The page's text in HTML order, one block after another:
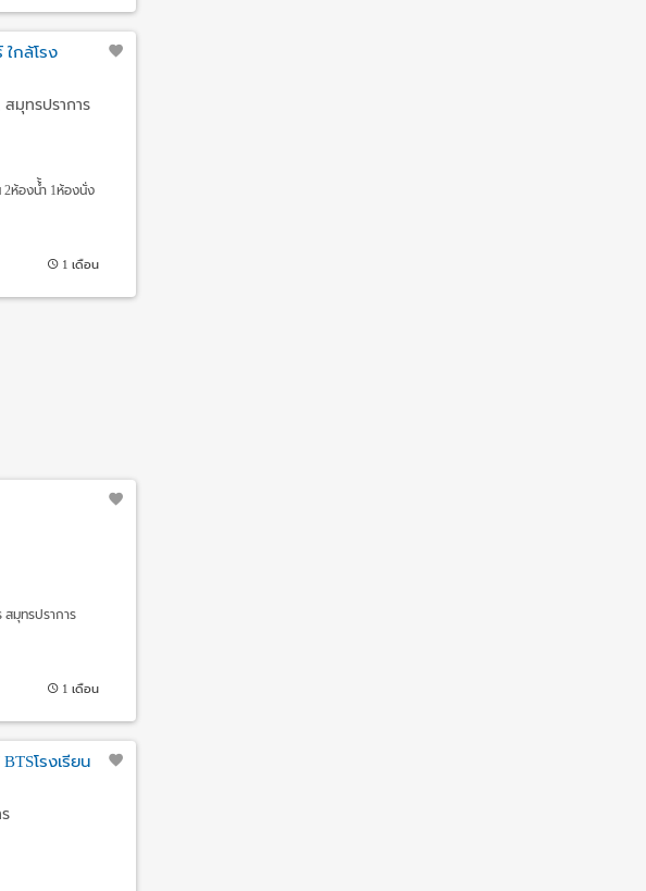
กล้โรง
สมุทรปราการ
2ห้องน้้ำ 1ห้องนั่ง
1 เดือน
สมุทรปราการ
1 เดือน
โรงเรียน